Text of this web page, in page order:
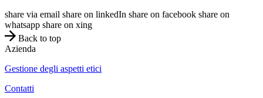
share via email share on linkedIn share on facebook share on
whatsapp share on xing
Back to top
Azienda
Gestione degli aspetti etici
Contatti